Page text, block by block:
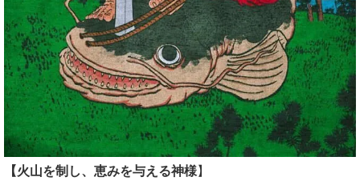
【火山を制し、恵みを与える神様】